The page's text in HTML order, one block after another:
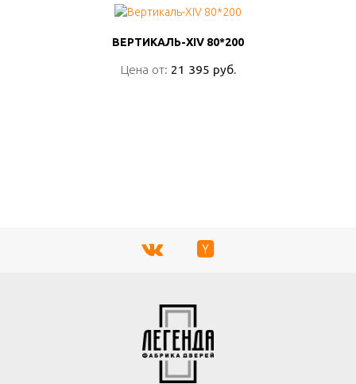
ВЕРТИКАЛЬ-ХIV 80*200
Цена от: 21 395 руб.
ВЕРТИКАЛЬ-ХIV 80*200
Цена от: 21 395 руб.